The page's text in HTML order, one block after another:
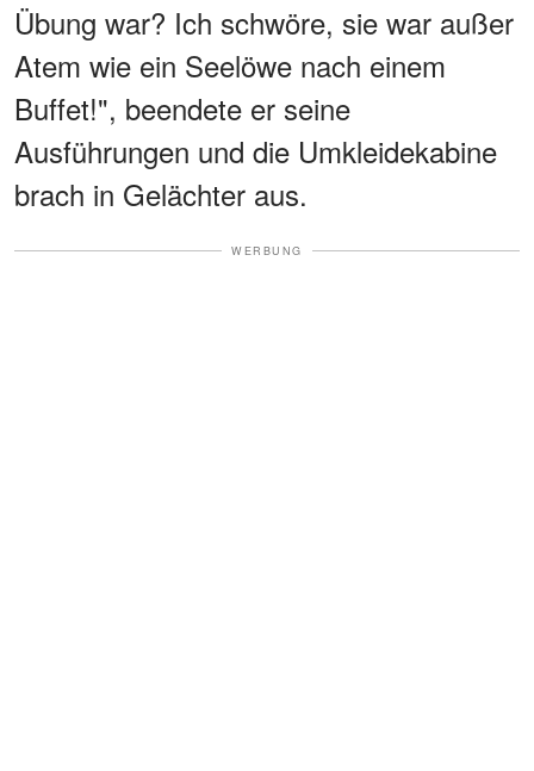
Übung war? Ich schwöre, sie war außer
Atem wie ein Seelöwe nach einem
Buffet!", beendete er seine
Ausführungen und die Umkleidekabine
brach in Gelächter aus.
WERBUNG